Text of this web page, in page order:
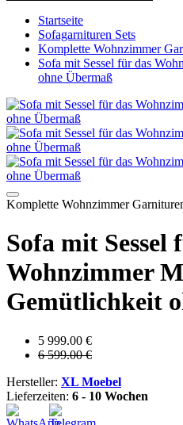
Startseite
Sofagarnituren Sets
Komplette Wohnzimmer
Sofa mit Sessel für das
ohne Übermaß
Komplette Wohnzimmer
Sofa mit Sessel
Wohnzimmer
Gemütlichkeit
5 999.00 €
6 599.00 €
Hersteller: XL Moebel
Lieferzeiten: 6 - 10 Wochen